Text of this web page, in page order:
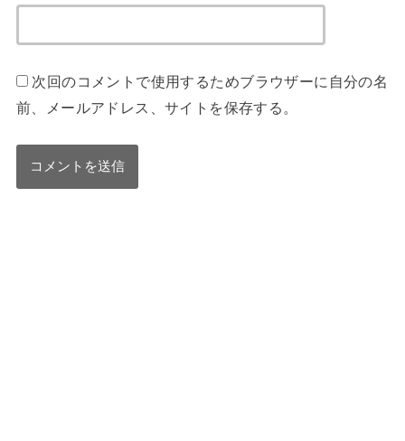
次回のコメントで使用するためブラウザーに自分の名
前、メールアドレス、サイトを保存する。